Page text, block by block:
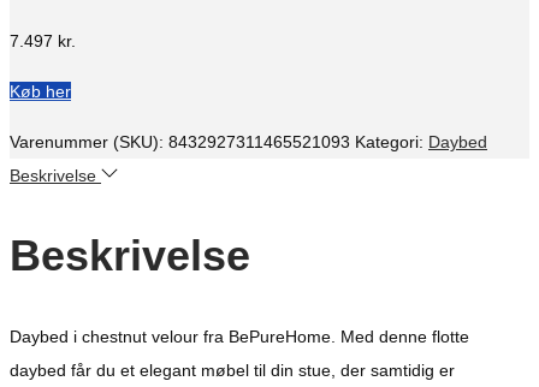
7.497 kr.
Køb her
Varenummer (SKU): 8432927311465521093 Kategori: Daybed
Beskrivelse
Beskrivelse
Daybed i chestnut velour fra BePureHome. Med denne flotte
daybed får du et elegant møbel til din stue, der samtidig er